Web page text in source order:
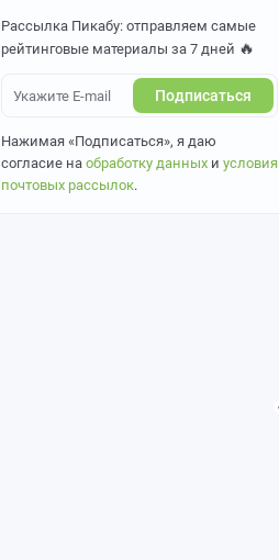
Рассылка Пикабу: отправляем самые
рейтинговые материалы за 7 дней 🔥
Подписаться
Нажимая «Подписаться», я даю
согласие на обработку данных и условия
почтовых рассылок.